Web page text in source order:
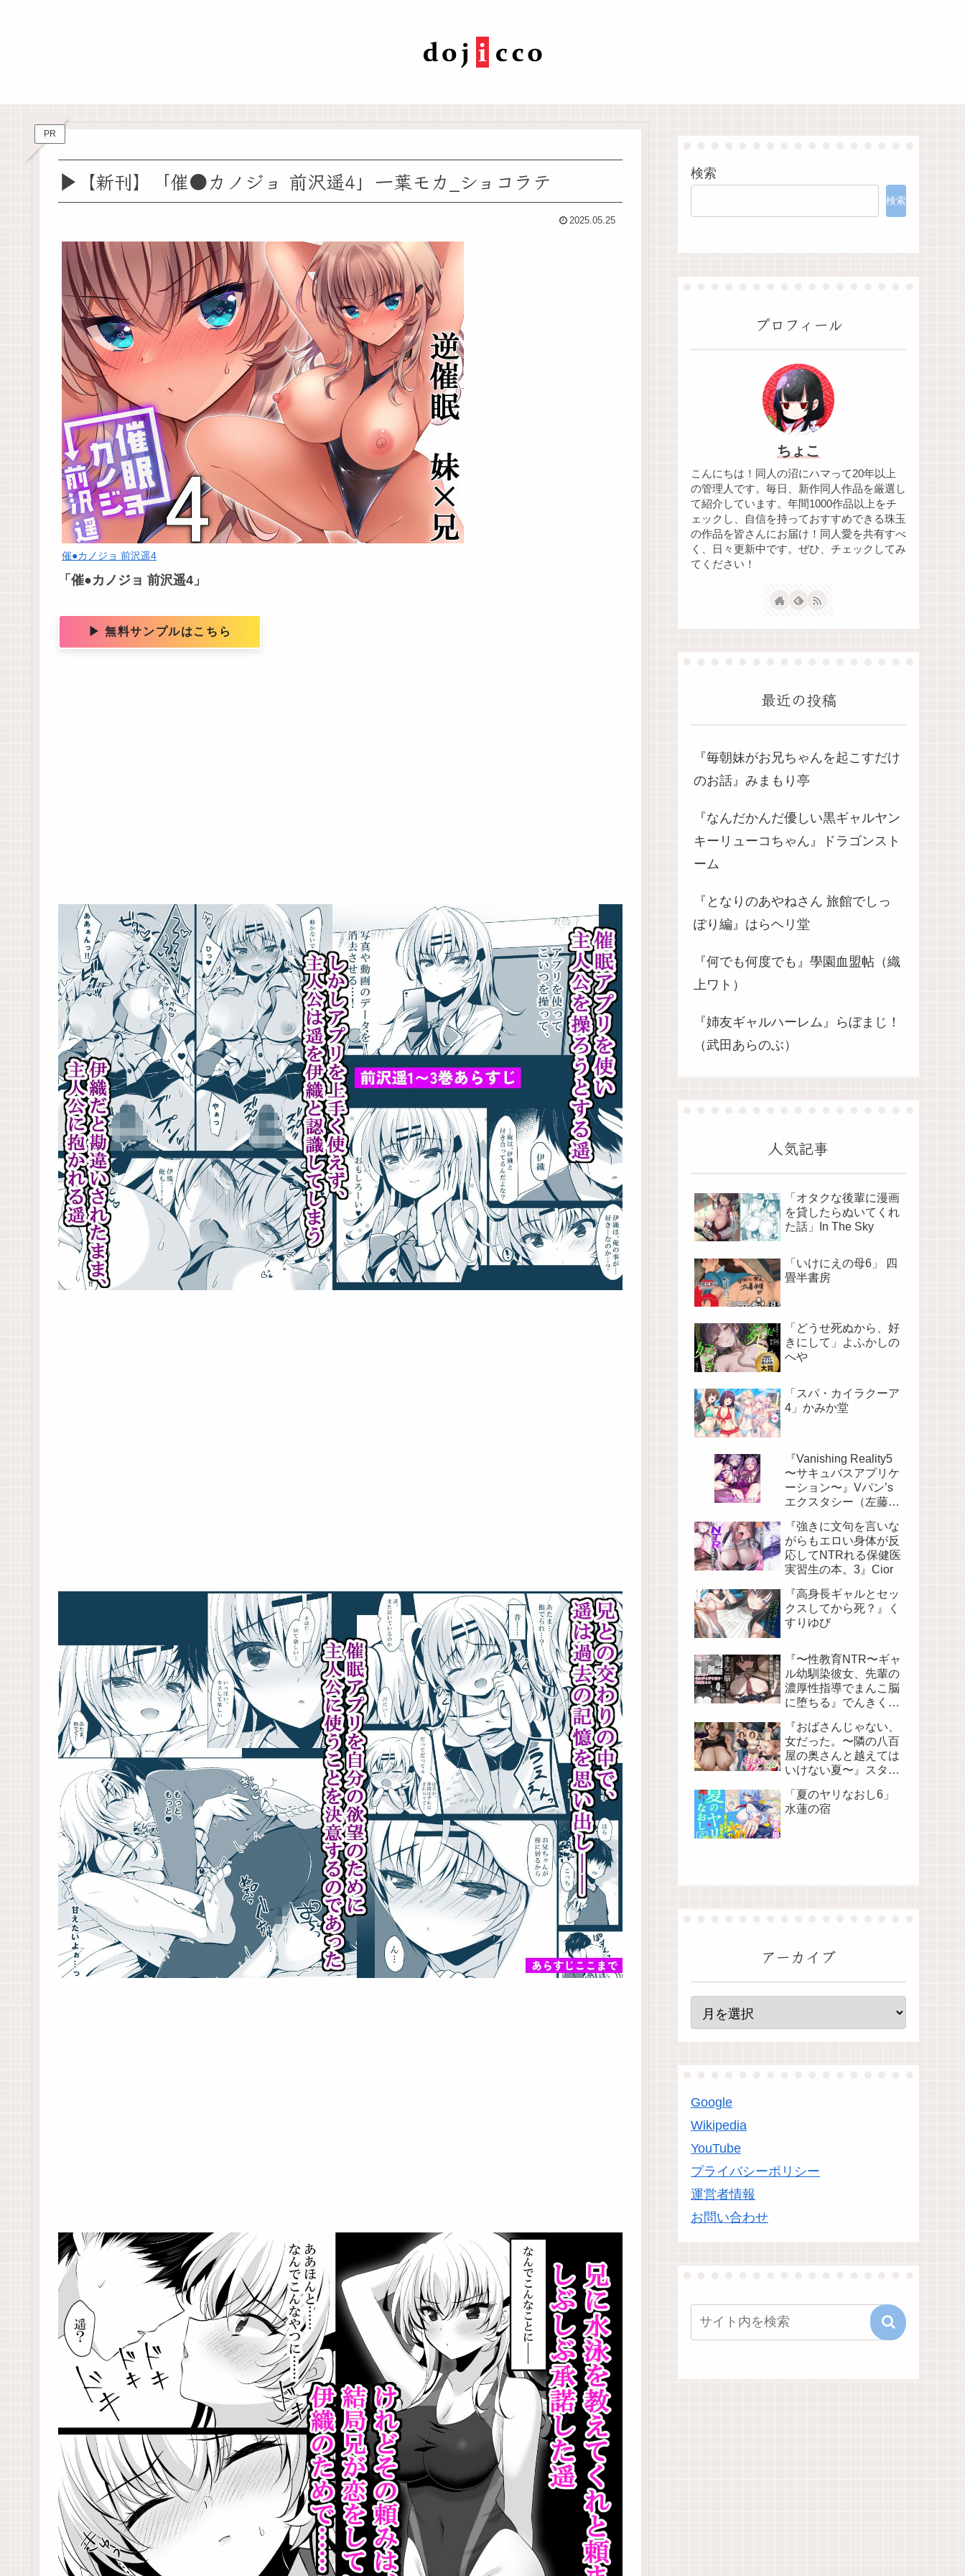
PR
▶【新刊】「催●カノジョ 前沢遥4」一葉モカ_ショコラテ
2025.05.25
催●カノジョ 前沢遥4
「催●カノジョ 前沢遥4」
▶ 無料サンプルはこちら
検索
検索
プロフィール
ちょこ
こんにちは！同人の沼にハマって20年以上
の管理人です。毎日、新作同人作品を厳選し
て紹介しています。年間1000作品以上をチ
ェックし、自信を持っておすすめできる珠玉
の作品を皆さんにお届け！同人愛を共有すべ
く、日々更新中です。ぜひ、チェックしてみ
てください！
最近の投稿
『毎朝妹がお兄ちゃんを起こすだけ
のお話』みまもり亭
『なんだかんだ優しい黒ギャルヤン
キーリューコちゃん』ドラゴンスト
ーム
『となりのあやねさん 旅館でしっ
ぽり編』はらヘリ堂
『何でも何度でも』學園血盟帖（織
上ワト）
『姉友ギャルハーレム』らぼまじ！
（武田あらのぶ）
人気記事
「オタクな後輩に漫画
を貸したらぬいてくれ
た話」In The Sky
「いけにえの母6」 四
畳半書房
「どうせ死ぬから、好
きにして」よふかしの
へや
「スパ・カイラクーア
4」かみか堂
『Vanishing Reality5
〜サキュバスアプリケ
ーション〜』Vパン’s
エクスタシー（左藤空
『強きに文句を言いな
がらもエロい身体が反
応してNTRれる保健医
実習生の本。3』Cior
『高身長ギャルとセッ
クスしてから死？』く
すりゆび
『〜性教育NTR〜ギャ
ル幼馴染彼女、先輩の
濃厚性指導でまんこ脳
に堕ちる』でんきくら
『おばさんじゃない、
女だった。〜隣の八百
屋の奥さんと越えては
いけない夏〜』スタジ
「夏のヤリなおし6」
水蓮の宿
アーカイブ
Google
Wikipedia
YouTube
プライバシーポリシー
運営者情報
お問い合わせ